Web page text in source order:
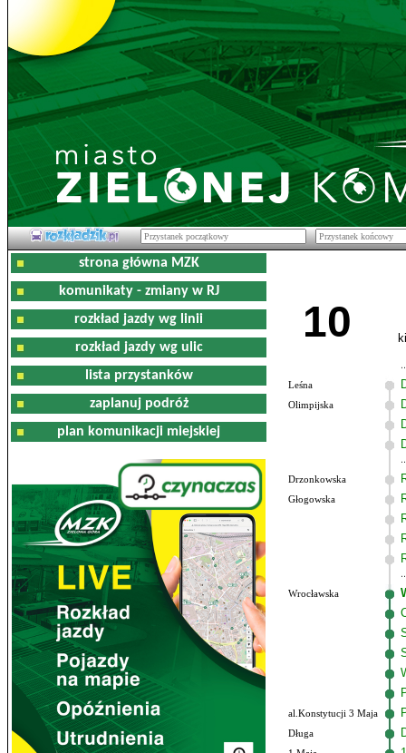
strona główna MZK
komunikaty - zmiany w RJ
rozkład jazdy wg linii
rozkład jazdy wg ulic
lista przystanków
zaplanuj podróż
plan komunikacji miejskiej
10
Leśna
Olimpijska
Drzonkowska
Głogowska
Wrocławska
al.Konstytucji 3 Maja
Długa